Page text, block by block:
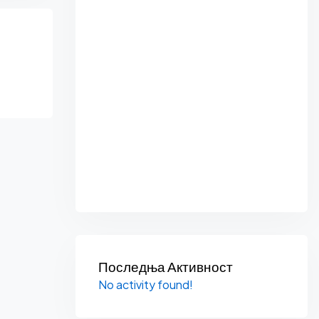
Последња Активност
No activity found!